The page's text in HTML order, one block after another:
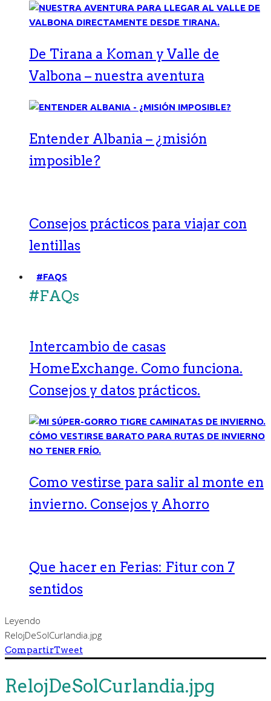
De Tirana a Koman y Valle de
Valbona – nuestra aventura
Entender Albania – ¿misión
imposible?
Consejos prácticos para viajar con
lentillas
#FAQS
#FAQs
Intercambio de casas
HomeExchange. Como funciona.
Consejos y datos prácticos.
Como vestirse para salir al monte en
invierno. Consejos y Ahorro
Que hacer en Ferias: Fitur con 7
sentidos
Leyendo
RelojDeSolCurlandia.jpg
CompartirTweet
RelojDeSolCurlandia.jpg